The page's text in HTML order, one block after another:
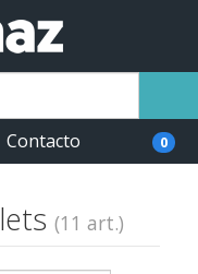
Contacto 0
(11 art.)